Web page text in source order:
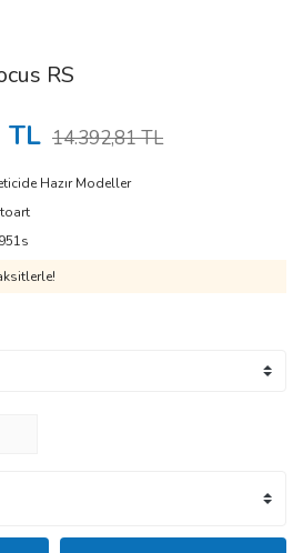
RS
TL 14.392,81 TL
Hazır Modeller